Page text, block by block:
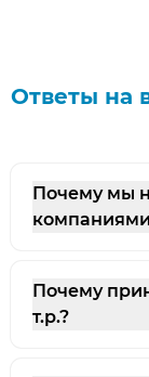
Ответы на
Почему мы
Почему
т.р.?